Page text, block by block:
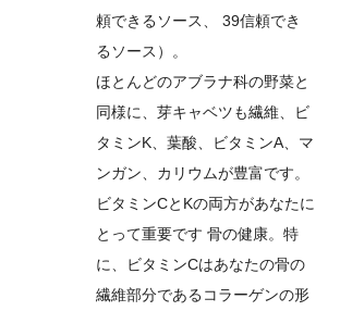
頼できるソース
39信頼でき
るソース ）。
ほとんどのアブラナ科の野菜と
同様に、芽キャベツも繊維、ビ
タミンK、葉酸、ビタミンA、マ
ンガン、カリウムが豊富です。
ビタミンCとKの両方があなたに
とって重要です 骨の健康。特
に、ビタミンCはあなたの骨の
繊維部分であるコラーゲンの形